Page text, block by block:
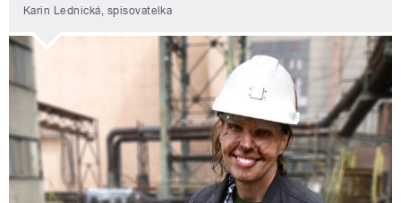
Karin Lednická, spisovatelka